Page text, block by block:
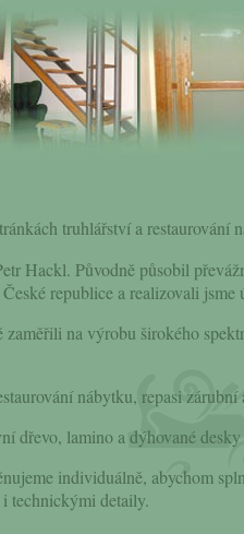
truhlářství a restaurování
Hackl. Původně působil
republice a realizovali
zaměřili na výrobu širokého
nábytku, repasi
dřevo, lamino a dýhované
individuálně, abychom
technickými detaily.